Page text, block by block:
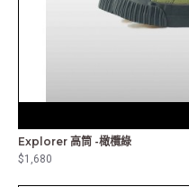
Explorer 高筒 -橄欖綠
$1,680